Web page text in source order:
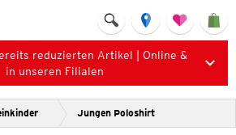
reduzierten Artikel | Online &
in unseren Filialen
Jungen Poloshirt